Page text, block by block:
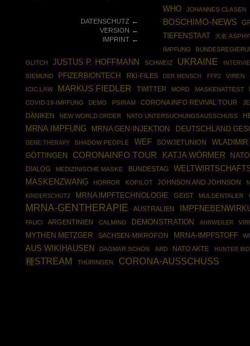
DATENSCHUTZ←
VERSION ←
IMPRINT←
WHO JOHANNES CLASEN
BOSCHIMO-NEWS
TIEFENSTAAT 大名
IMPFUNG
GLITCH JUSTUS P. HOFFMANN SCHWEIZ UKRAINE
SIEMUND
PFIZERBIONTECH RKI-FILES DER MENSCH FFP2 VIREN
ICIC.LAW MARKUS FIEDLER TWITTER MORD MASKENATTEST
COVID-19-IMPFUNG DEMO PSIRAM CORONA INFO REVIVAL TOUR
DÄNIKEN
NEW WORLD ORDER NATO UNTERSUCHUNGSAUSSCHUSS
MRNA IMPFUNG MRNA GEN-INJEKTION DEUTSCHLAND
GENE THERAPY
SHADOW PEOPLE WEF SOWJETUNION WLADIMIR
GÖTTINGEN
CORONAINFO TOUR KATJA WÖRMER
DIALOG
MEDIZINISCHE MASKE BUNDESTAG
MASKENZWANG
HORROR KOPILOT JOHNSON AND JOHNSON
KINDERSCHUTZ MRNA IMPFTECHNOLOGIE GEIST MULDENTALER
MRNA-GENTHERAPIE AUSTRALIEN
FAUCI
ARGENTINIEN CALMING DEMONSTRATION AHRWEILER
MYTHEN METZGER SACHSEN-MIKROFON MRNA-IMPFSTOFF
AUS WIKIHAUSEN
DAGMAR SCHÖN ARD NATO AKTE HUNTER
種STREAM THÜRINGEN CORONA-AUSSCHUSS